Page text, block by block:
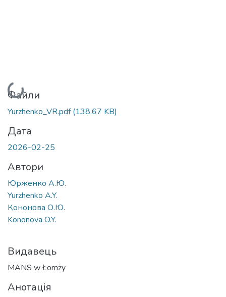
Вантажиться...
Файли
Yurzhenko_VR.pdf(138.67 KB)
Дата
2026-02-25
Автори
Юрженко А.Ю.
Yurzhenko A.Y.
Кононова О.Ю.
Kononova O.Y.
Видавець
MANS w Łomży
Анотація